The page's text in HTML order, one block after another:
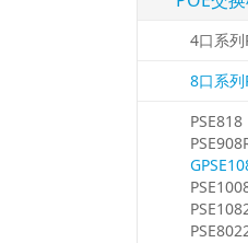
4口系列
8口系列
PSE818